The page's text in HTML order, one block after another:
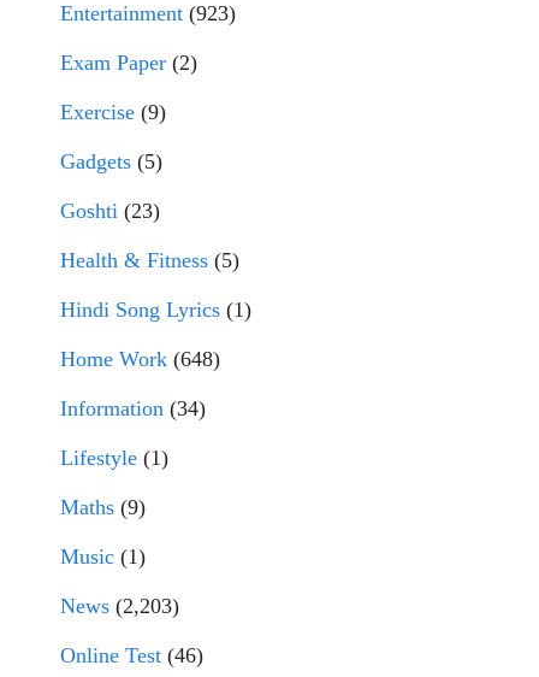
Entertainment (923)
Exam Paper (2)
Exercise (9)
Gadgets (5)
Goshti (23)
Health & Fitness (5)
Hindi Song Lyrics (1)
Home Work (648)
Information (34)
Lifestyle (1)
Maths (9)
Music (1)
News (2,203)
Online Test (46)